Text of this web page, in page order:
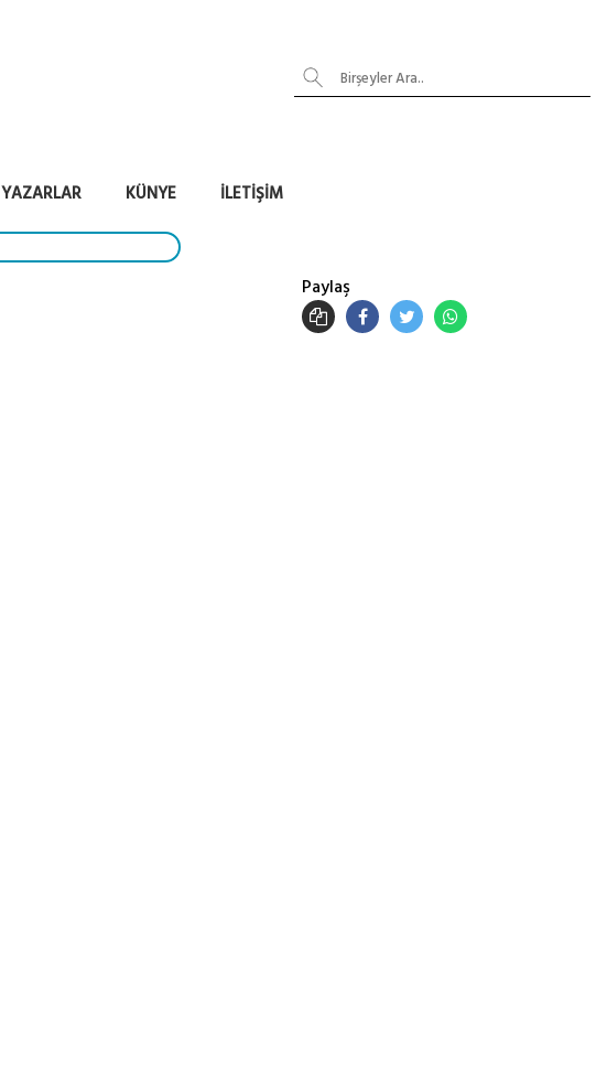
YAZARLAR KÜNYE İLETIŞIM
Paylaş